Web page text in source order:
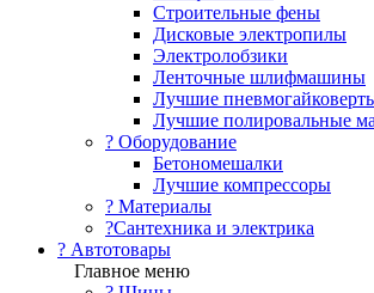
Строительные фены
Дисковые электропилы
Электролобзики
Ленточные шлифмашины
Лучшие
Лучшие полировальные
?️ Оборудование
Бетономешалки
Лучшие компрессоры
? Материалы
?Сантехника и электрика
? Автотовары
Главное меню